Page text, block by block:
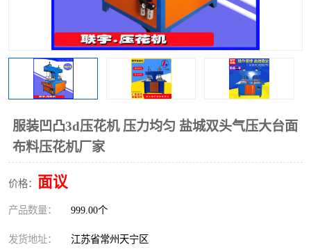
服装凹凸3d压花机 压力均匀 盐城双头气压大台面
布料压花机厂家
价格： 面议
产品数量： 999.00个
发货地址： 江苏省常州天宁区